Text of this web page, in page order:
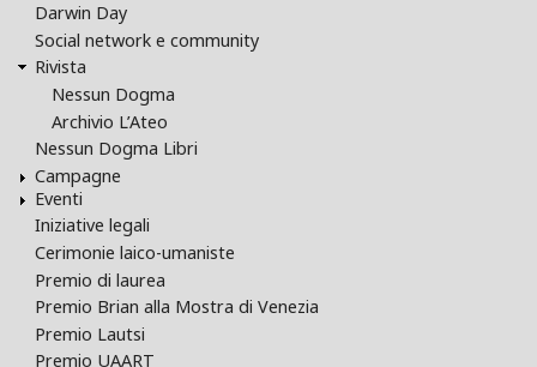
Darwin Day
Social network e community
Rivista
Nessun Dogma
Archivio L’Ateo
Nessun Dogma Libri
Campagne
Eventi
Iniziative legali
Cerimonie laico-umaniste
Premio di laurea
Premio Brian alla Mostra di Venezia
Premio Lautsi
Premio UAART